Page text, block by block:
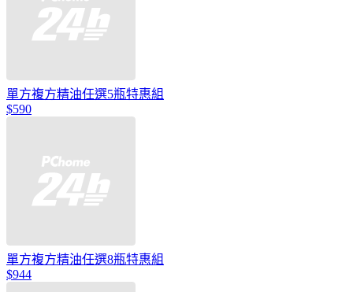
單方複方精油任選5瓶特惠組
$590
單方複方精油任選8瓶特惠組
$944